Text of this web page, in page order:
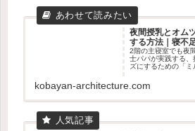
夜間授乳とオム
する方法｜寝不
2階の主寝室でも夜
士パパが実践する
ズにするための「
乳・粉ミルクの使
ルに紹介！
kobayan-architecture.com